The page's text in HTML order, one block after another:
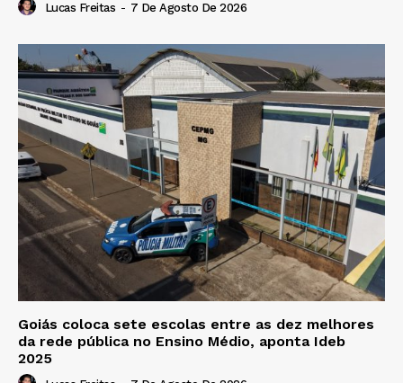
Lucas Freitas - 7 De Agosto De 2026
Goiás coloca sete escolas entre as dez melhores
da rede pública no Ensino Médio, aponta Ideb
2025